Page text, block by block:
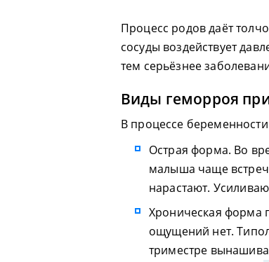
Процесс родов даёт
сосуды воздействует
тем серьёзнее
Виды геморроя
В процессе
Острая форма. Во
малыша чаще
нарастают.
Хроническая форма
ощущений нет.
триместре